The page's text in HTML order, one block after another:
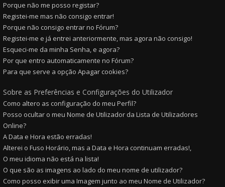
Porque não me posso registar?
Registei-me mas não consigo entrar!
Porque não consigo entrar no Fórum?
Registei-me e já entrei anteriormente, mas agora não consigo!
Esqueci-me da minha Senha, e agora?
Por que entro automaticamente no Fórum?
Para que serve a opção Apagar cookies?
Sobre as Preferências e Configurações do Utilizador
Como altero as configuração do meu Perfil?
Posso ocultar o meu Nome de Utilizador da Lista de Utilizadores
Online?
A Data e Hora estão erradas!
Alterei o Fuso Horário, mas a Data e Hora continuam erradas!,
O meu idioma não está na lista!
O que são as imagens ao lado do meu nome de utilizador?
Como posso exibir uma Imagem junto ao meu Nome de Utilizador?